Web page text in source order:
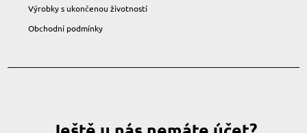
Výrobky s ukončenou životností
Obchodní podmínky